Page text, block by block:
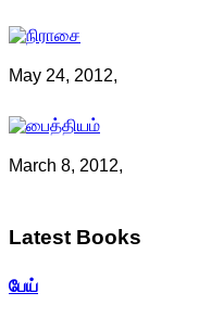
May 24, 2012,
March 8, 2012,
Latest Books
பேய்